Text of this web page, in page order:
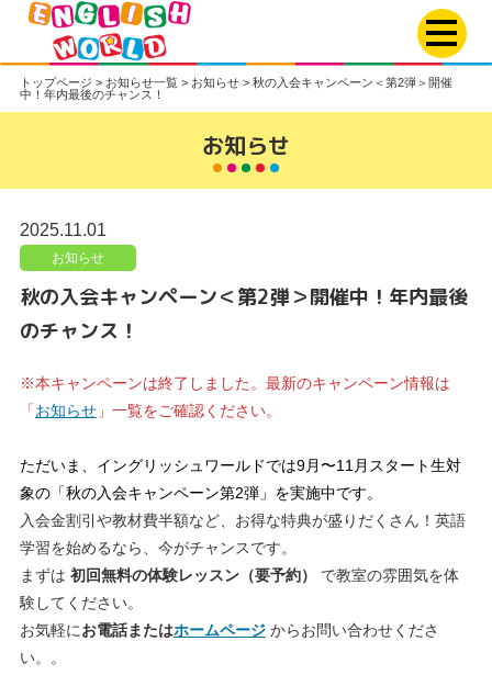
トップページ > お知らせ一覧> お知らせ> 秋の入会キャンペーン＜第2弾＞開催
中！年内最後のチャンス！
お知らせ
2025.11.01
お知らせ
秋の入会キャンペーン＜第2弾＞開催中！年内最後
のチャンス！
※本キャンペーンは終了しました。最新のキャンペーン情報は
「お知らせ」一覧をご確認ください。
ただいま、イングリッシュワールドでは9月〜11月スタート生対
象の「秋の入会キャンペーン第2弾」を実施中です。
入会金割引や教材費半額など、お得な特典が盛りだくさん！英語
学習を始めるなら、今がチャンスです。
まずは 初回無料の体験レッスン（要予約）
で教室の雰囲気を体
験してください。
お気軽にお電話またはホームページからお問い合わせくださ
い。。